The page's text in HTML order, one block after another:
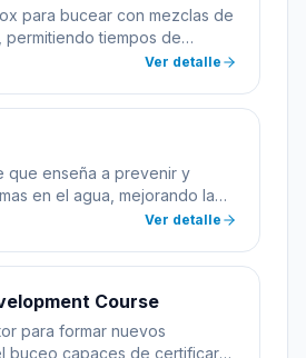
para bucear con mezclas de
tiempos de
Ver detalle
que enseña a prevenir y
en el agua, mejorando la
Ver detalle
Course
para formar nuevos
buceo capaces de certificar